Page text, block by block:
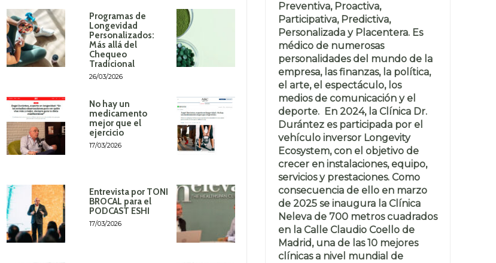
Programas de
Longevidad
Personalizados:
Más allá del
Chequeo
Tradicional
26/03/2026
No hay un
medicamento
mejor que el
ejercicio
17/03/2026
Entrevista por TONI
BROCAL para el
PODCAST ESHI
17/03/2026
Preventiva, Proactiva,
Participativa, Predictiva,
Personalizada y Placentera. Es
médico de numerosas
personalidades del mundo de la
empresa, las finanzas, la política,
el arte, el espectáculo, los
medios de comunicación y el
deporte. En 2024, la Clínica Dr.
Durántez es participada por el
vehículo inversor Longevity
Ecosystem, con el objetivo de
crecer en instalaciones, equipo,
servicios y prestaciones. Como
consecuencia de ello en marzo
de 2025 se inaugura la Clínica
Neleva de 700 metros cuadrados
en la Calle Claudio Coello de
Madrid, una de las 10 mejores
clínicas a nivel mundial de